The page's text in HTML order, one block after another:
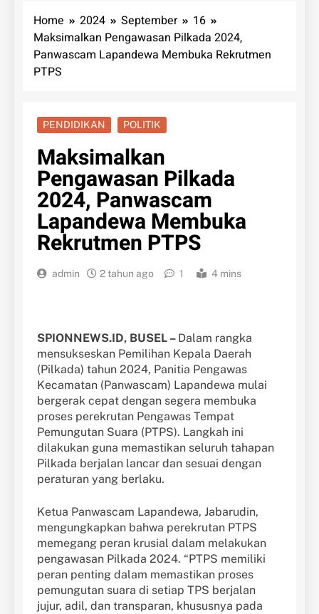
Home 2024 September
16
Maksimalkan Pengawasan Pilkada 2024,
Panwascam Lapandewa Membuka Rekrutmen
PTPS
PENDIDIKAN POLITIK
Maksimalkan
Pengawasan Pilkada
2024, Panwascam
Lapandewa Membuka
Rekrutmen PTPS
admin 2 tahun ago 1 4 mins
SPIONNEWS.ID, BUSEL – Dalam rangka
mensukseskan Pemilihan Kepala Daerah
(Pilkada) tahun 2024, Panitia Pengawas
Kecamatan (Panwascam) Lapandewa mulai
bergerak cepat dengan segera membuka
proses perekrutan Pengawas Tempat
Pemungutan Suara (PTPS). Langkah ini
dilakukan guna memastikan seluruh tahapan
Pilkada berjalan lancar dan sesuai dengan
peraturan yang berlaku.
Ketua Panwascam Lapandewa, Jabarudin,
mengungkapkan bahwa perekrutan PTPS
memegang peran krusial dalam melakukan
pengawasan Pilkada 2024. “PTPS memiliki
peran penting dalam memastikan proses
pemungutan suara di setiap TPS berjalan
jujur, adil, dan transparan, khususnya pada